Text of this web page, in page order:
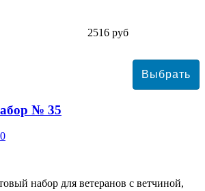
2516 руб
№ 35
набор для ветеранов с ветчиной,